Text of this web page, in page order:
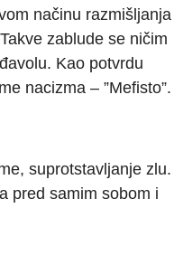
načinu razmišljanja
zablude se ničim
Kao potvrdu
nacizma – ”Mefisto”.
suprotstavljanje zlu.
pred samim sobom i